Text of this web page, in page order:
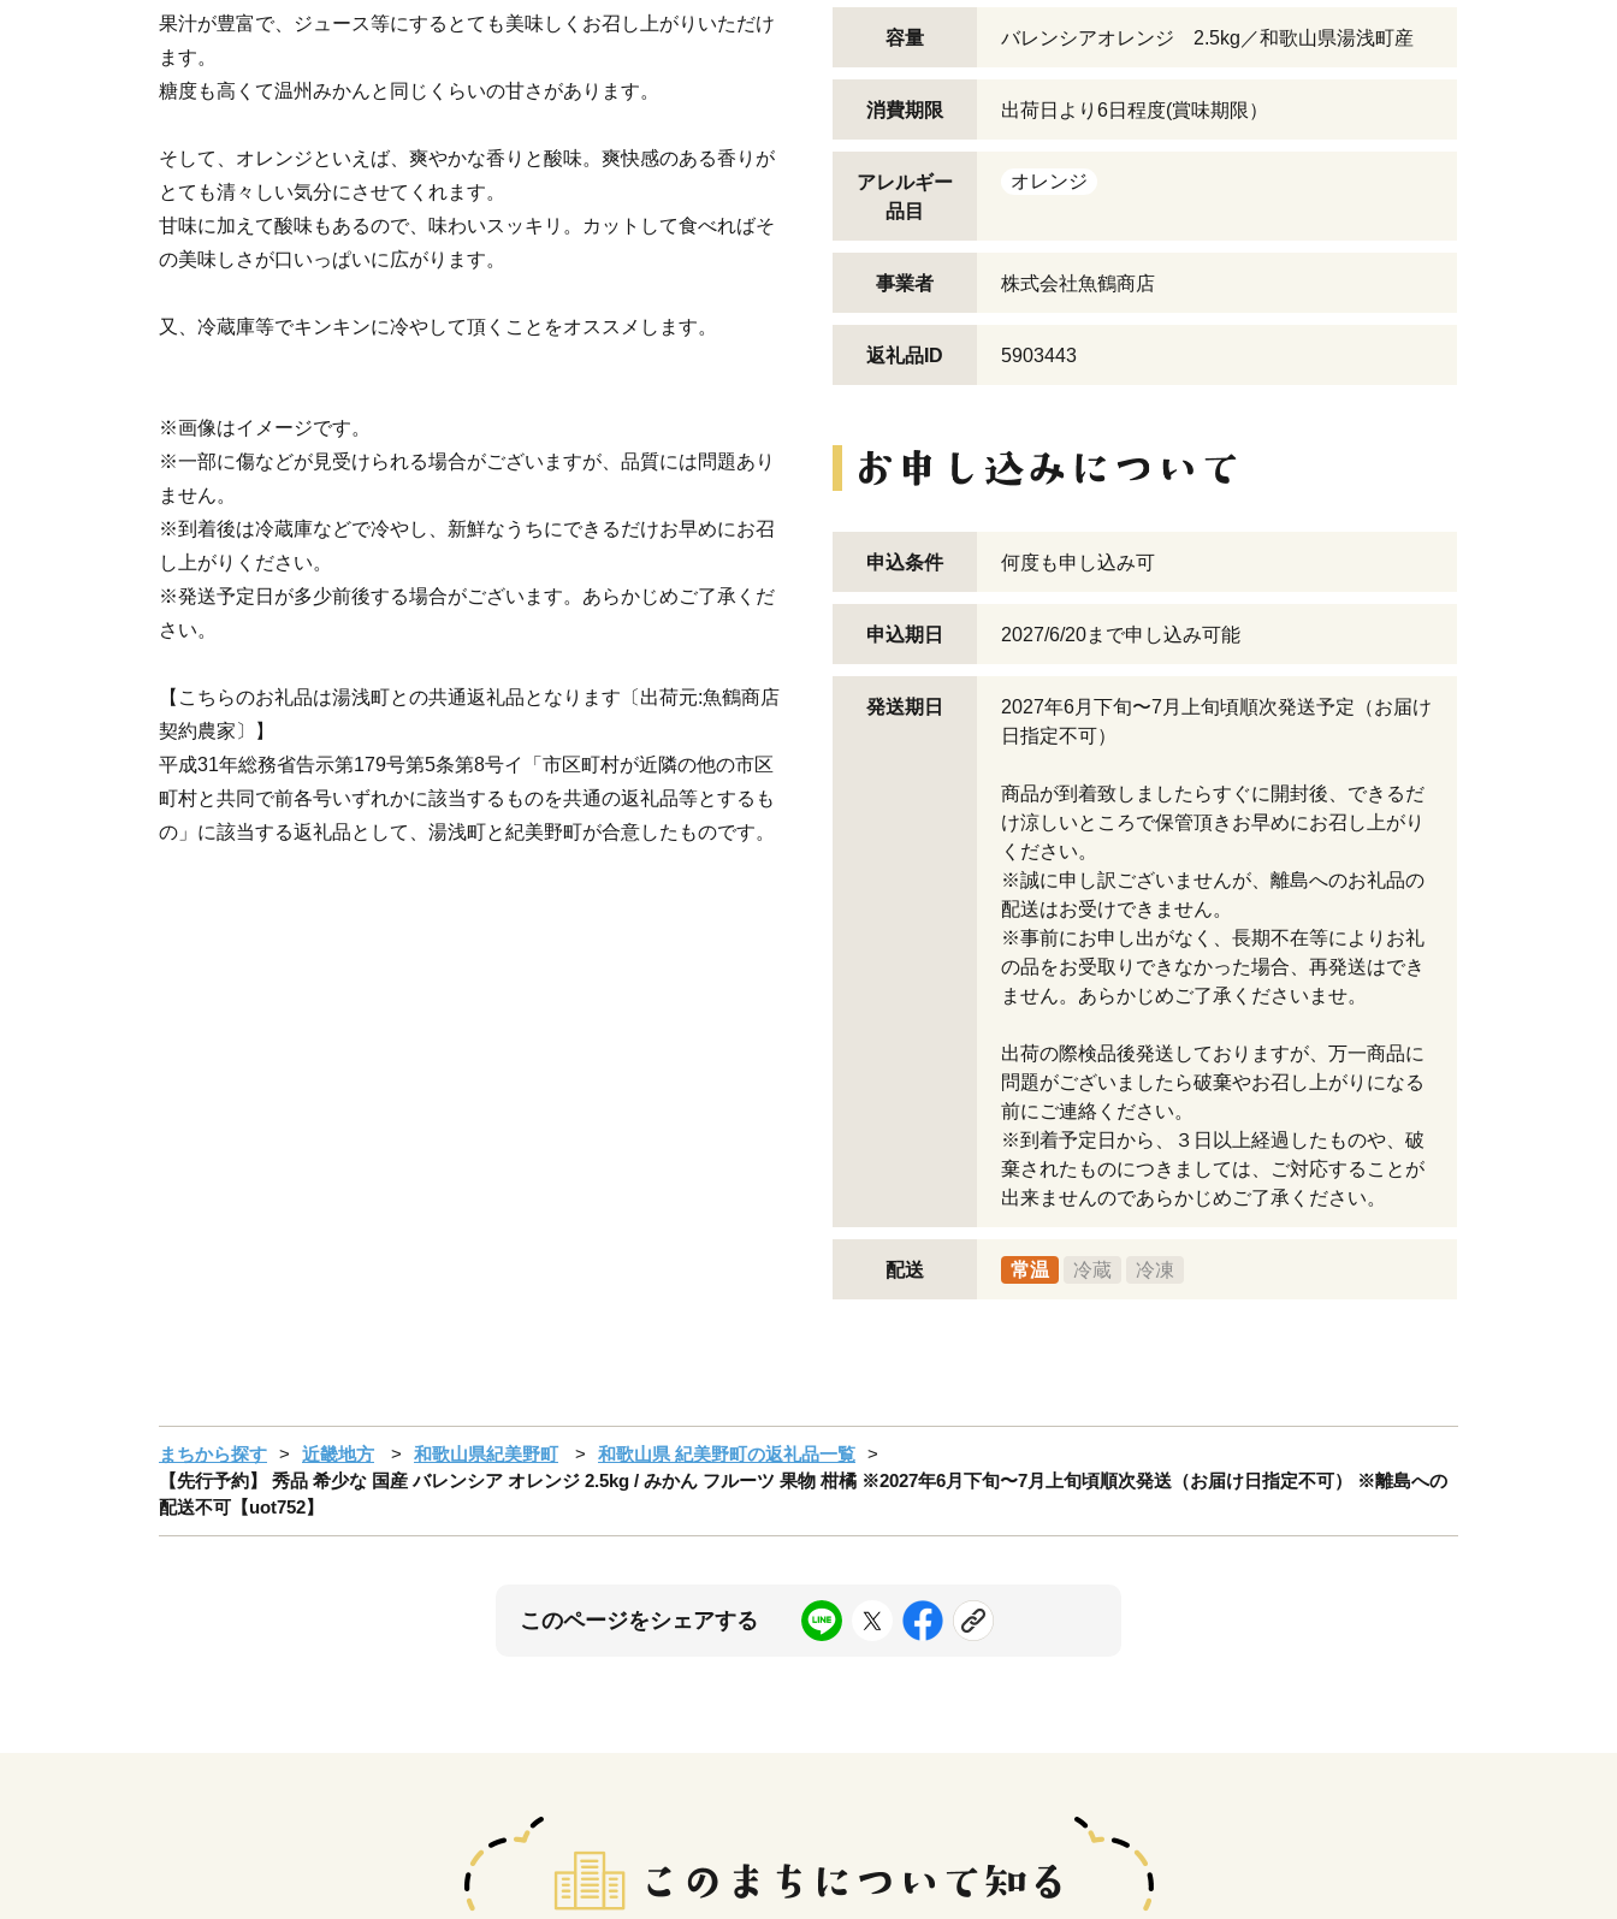
果汁が豊富で、ジュース等にするとても美味しくお召し上がりいただけ
ます。
糖度も高くて温州みかんと同じくらいの甘さがあります。
そして、オレンジといえば、爽やかな香りと酸味。爽快感のある香りが
とても清々しい気分にさせてくれます。
甘味に加えて酸味もあるので、味わいスッキリ。カットして食べればそ
の美味しさが口いっぱいに広がります。
又、冷蔵庫等でキンキンに冷やして頂くことをオススメします。
※画像はイメージです。
※一部に傷などが見受けられる場合がございますが、品質には問題あり
ません。
※到着後は冷蔵庫などで冷やし、新鮮なうちにできるだけお早めにお召
し上がりください。
※発送予定日が多少前後する場合がございます。あらかじめご了承くだ
さい。
【こちらのお礼品は湯浅町との共通返礼品となります〔出荷元:魚鶴商店
契約農家〕】
平成31年総務省告示第179号第5条第8号イ「市区町村が近隣の他の市区
町村と共同で前各号いずれかに該当するものを共通の返礼品等とするも
の」に該当する返礼品として、湯浅町と紀美野町が合意したものです。
容量 バレンシアオレンジ 2.5kg／和歌山県湯浅町産
消費期限 出荷日より6日程度(賞味期限）
アレルギー
品目
オレンジ
事業者 株式会社魚鶴商店
返礼品ID 5903443
申込条件 何度も申し込み可
申込期日 2027/6/20まで申し込み可能
発送期日
2027年6月下旬〜7月上旬頃順次発送予定（お届け
日指定不可）
商品が到着致しましたらすぐに開封後、できるだ
け涼しいところで保管頂きお早めにお召し上がり
ください。
※誠に申し訳ございませんが、離島へのお礼品の
配送はお受けできません。
※事前にお申し出がなく、長期不在等によりお礼
の品をお受取りできなかった場合、再発送はでき
ません。あらかじめご了承くださいませ。
出荷の際検品後発送しておりますが、万一商品に
問題がございましたら破棄やお召し上がりになる
前にご連絡ください。
※到着予定日から、３日以上経過したものや、破
棄されたものにつきましては、ご対応することが
出来ませんのであらかじめご了承ください。
配送 常温 冷蔵 冷凍
まちから探す 近畿地方 和歌山県紀美野町
和歌山県 紀美野町の返礼品一覧
【先行予約】 秀品 希少な 国産 バレンシア オレンジ 2.5kg / みかん フルーツ 果物 柑橘 ※2027年6月下旬〜7月上旬頃順次発送（お届け日指定不可） ※離島への
配送不可【uot752】
このページをシェアする